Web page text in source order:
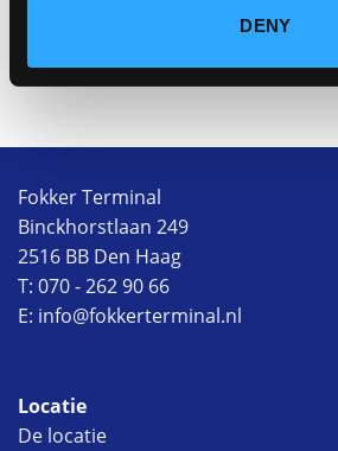
DENY
Fokker Terminal
Binckhorstlaan 249
2516 BB Den Haag
T: 070 - 262 90 66
E: info@fokkerterminal.nl
Locatie
De locatie